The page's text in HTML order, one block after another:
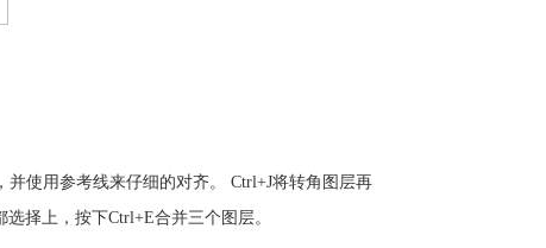
使用参考线来仔细的对齐。 Ctrl+J将转角图层再
择上，按下Ctrl+E合并三个图层。